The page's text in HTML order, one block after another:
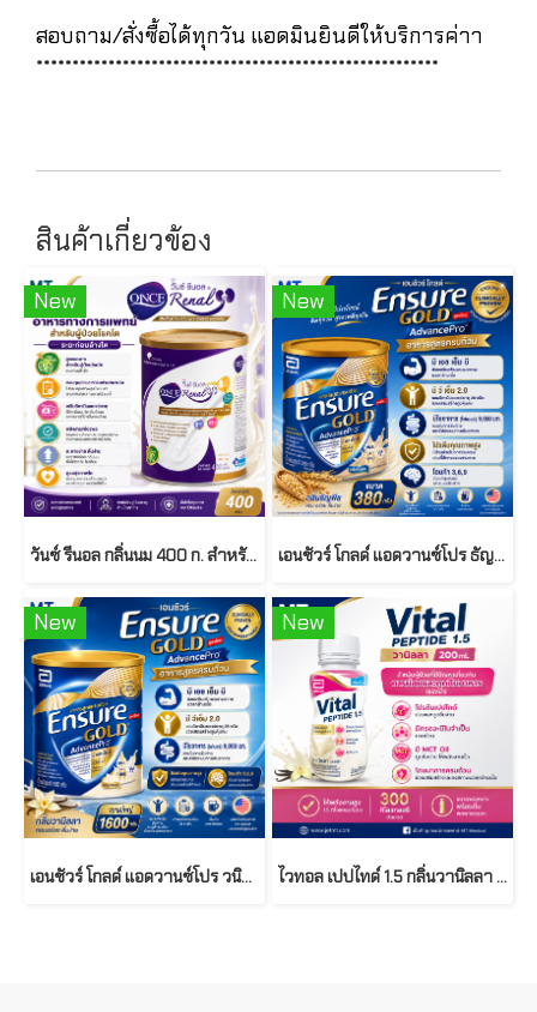
สอบถาม/สั่งซื้อได้ทุกวัน แอดมินยินดีให้บริการค่าา
********************************************************
สินค้าเกี่ยวข้อง
New
วันซ์ รีนอล กลิ่นนม 400 ก. สำหรับผู้ป่วยโรคไตระยะก่อนล้างไต 400 ก. ( ONCE Renal® Milk Flavor for Pre-Dialysis Patients )
New
เอนชัวร์ โกลด์ แอดวานซ์โปร ธัญพืช 380 ก. ( Ensure Gold Advance Pro Wheat )
New
เอนชัวร์ โกลด์ แอดวานซ์โปร วนิลลา 1,600 ก. ( Ensure Gold Advance Pro Vanilla )
New
ไวทอล เปปไทด์ 1.5 กลิ่นวานิลลา ชนิดน้ำ ขนาด 200 มล. ( Vital Peptide 1.5 Vanilla RTD )